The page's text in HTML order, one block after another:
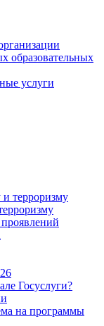
образовательных
услуги
терроризму
Госуслуги?
на программы